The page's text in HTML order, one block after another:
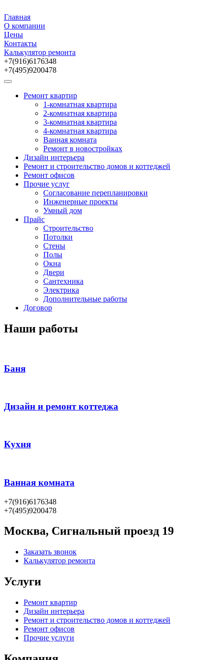
Главная
О компании
Цены
Контакты
Калькулятор ремонта
+7(916)6176348
+7(495)9200478
Ремонт квартир
1-комнатная квартира
2-комнатная квартира
3-комнатная квартира
4-комнатная квартира
Ванная комната
Ремонт в новостройках
Дизайн интерьера
Ремонт и строительство домов и коттеджей
Ремонт офисов
Прочие услуг
Согласование перепланировки
Инженерные проекты
Умный дом
Прайс
Строительство
Потолки
Стены
Полы
Окна
Двери
Сантехника
Электрика
Дополнительные работы
Договор
Наши работы
Баня
Дизайн и ремонт коттеджа
Кухня
Ванная комната
+7(916)6176348
+7(495)9200478
Москва, Сигнальный проезд 19
Заказать звонок
Калькулятор ремонта
Услуги
Ремонт квартир
Дизайн интерьера
Ремонт и строительство домов и коттеджей
Ремонт офисов
Прочие услуги